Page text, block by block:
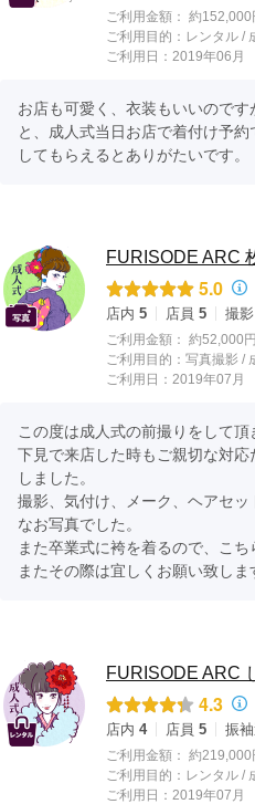
ご利用金額： 約152,000
ご利用目的： レンタル /
ご利用日：2019年06月
お店も可愛く、衣装もいいので
と、成人式当日お店で着付け予
してもらえるとありがたいです。
FURISODE ARC
5.0
店内 5 店員 5 撮影
ご利用金額： 約52,000円
ご利用目的： 写真撮影 /
ご利用日：2019年07月
この度は成人式の前撮りをして頂
下見で来店した時もご親切な対
しました。
撮影、気付け、メーク、ヘアセ
なお写真でした。
また卒業式に袴を着るので、こち
またその際は宜しくお願い致しま
FURISODE ARC
4.3
店内 4 店員 5 振
ご利用金額： 約219,000
ご利用目的： レンタル /
ご利用日：2019年07月